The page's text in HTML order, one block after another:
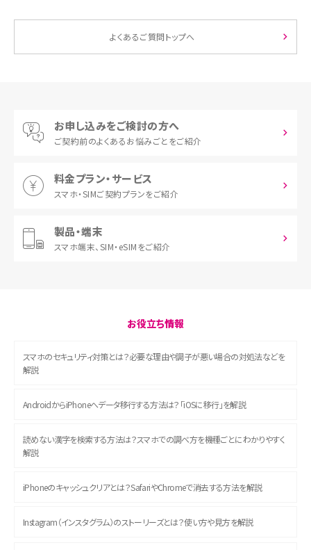
よくあるご質問トップへ
お申し込みをご検討の方へ
ご契約前のよくあるお悩みごとをご紹介
料金プラン・サービス
スマホ・SIMご契約プランをご紹介
製品・端末
スマホ端末、 SIM・eSIMをご紹介
お役立ち情報
スマホのセキュリティ対策とは？必要な理由や調子が悪い場合の対処法などを
解説
AndroidからiPhoneへデータ移行する方法は？「iOSに移行」を解説
読めない漢字を検索する方法は？スマホでの調べ方を機種ごとにわかりやすく
解説
iPhoneのキャッシュクリアとは？SafariやChromeで消去する方法を解説
Instagram（インスタグラム）のストーリーズとは？使い方や見方を解説